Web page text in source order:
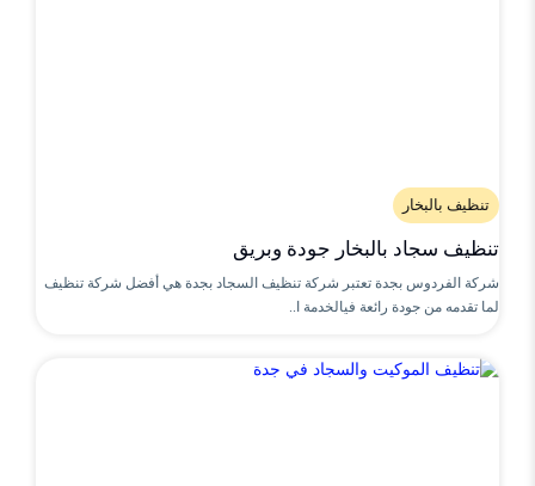
تنظيف بالبخار
تنظيف سجاد بالبخار جودة وبريق
شركة الفردوس بجدة تعتبر شركة تنظيف السجاد بجدة هي أفضل شركة تنظيف
لما تقدمه من جودة رائعة فيالخدمة ا..